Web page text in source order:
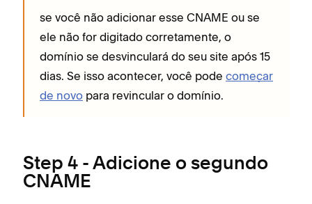
se você não adicionar esse CNAME ou se
ele não for digitado corretamente, o
domínio se desvinculará do seu site após 15
dias. Se isso acontecer, você pode começar
de novo para revincular o domínio.
Step 4 - Adicione o segundo
CNAME